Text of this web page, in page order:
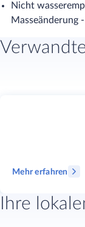
Nicht
Masseänderung
Mehr erfahren
Ihre